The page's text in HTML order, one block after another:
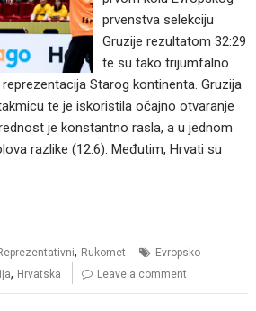
prvenstva selekciju
Gruzije rezultatom 32:29
te su tako trijumfalno
Starog kontinenta. Gruzija
te je iskoristila očajno otvaranje
je konstantno rasla, a u jednom
razlike (12:6). Međutim, Hrvati su
, Rukomet
Evropsko
, Hrvatska Leave a comment